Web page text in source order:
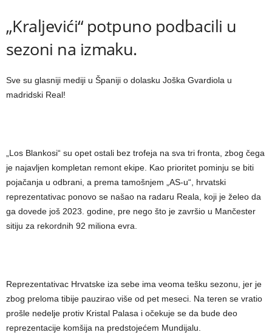
„Kraljevići“ potpuno podbacili u
sezoni na izmaku.
Sve su glasniji mediji u Španiji o dolasku Joška Gvardiola u
madridski Real!
„Los Blankosi“ su opet ostali bez trofeja na sva tri fronta, zbog čega
je najavljen kompletan remont ekipe. Kao prioritet pominju se biti
pojačanja u odbrani, a prema tamošnjem „AS-u“, hrvatski
reprezentativac ponovo se našao na radaru Reala, koji je želeo da
ga dovede još 2023. godine, pre nego što je završio u Mančester
sitiju za rekordnih 92 miliona evra.
Reprezentativac Hrvatske iza sebe ima veoma tešku sezonu, jer je
zbog preloma tibije pauzirao više od pet meseci. Na teren se vratio
prošle nedelje protiv Kristal Palasa i očekuje se da bude deo
reprezentacije komšija na predstojećem Mundijalu.